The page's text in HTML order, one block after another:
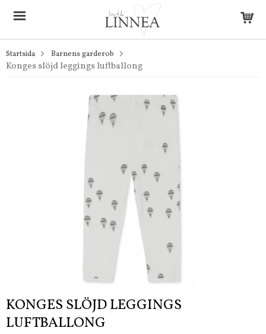
Startsida Barnens garderob
Konges slöjd leggings luftballong
KONGES SLÖJD LEGGINGS
LUFTBALLONG